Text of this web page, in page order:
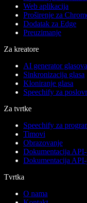
Web aplikacija
Proširenje za
Dodatak za Edge
Preuzimanje
Za kreatore
AI generator glasova
Sinkronizacija glasa
Kloniranje glasa
Speechify za
Za tvrtke
Speechify za
Timovi
Obrazovanje
Dokumentacija
Dokumentacija
Tvrtka
O nama